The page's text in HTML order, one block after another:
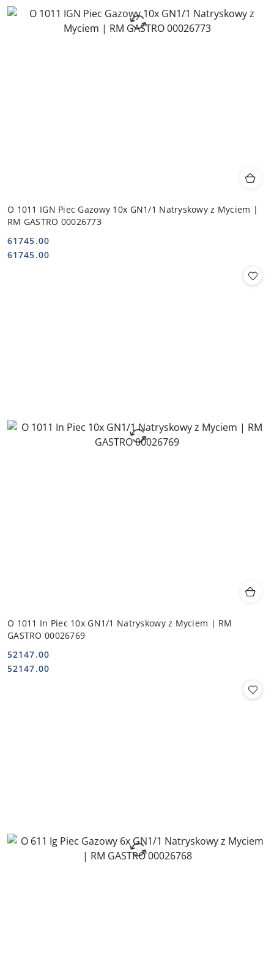
O 1011 IGN Piec Gazowy 10x GN1/1 Natryskowy z Myciem |
RM GASTRO 00026773
Cena:
61745.00
Cena:
61745.00
O 1011 In Piec 10x GN1/1 Natryskowy z Myciem | RM
GASTRO 00026769
Cena:
52147.00
Cena:
52147.00